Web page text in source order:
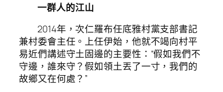
一群人的江山
2014年，次仁羅布任底雅村黨支部書記
兼村委會主任。上任伊始，他就不竭向村平
易近們講述守土固邊的主要性：“假如我們不
守邊，誰來守？假如領土丟了一寸，我們的
故鄉又在何處？”